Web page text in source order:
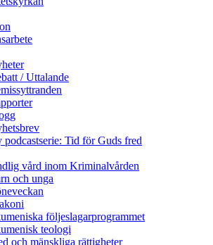
/ Uttalande
podcastserie: Tid för Guds fred
vård inom Kriminalvården
och unga
följeslagarprogrammet
teologi
och mänskliga rättigheter